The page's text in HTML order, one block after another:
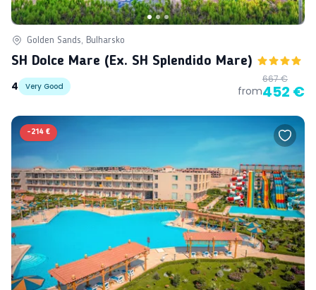
Golden Sands, Bulharsko
SH Dolce Mare (ex. SH Splendido Mare)
4
Very Good from
667 €
452 €
-214 €